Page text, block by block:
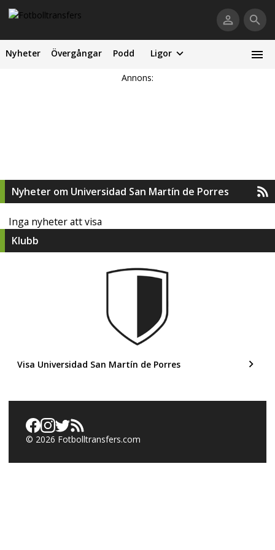
Nyheter Övergångar Podd Ligor
Annons:
Nyheter om Universidad San Martín de Porres
Inga nyheter att visa
Klubb
Visa Universidad San Martín de Porres
© 2026 Fotbolltransfers.com